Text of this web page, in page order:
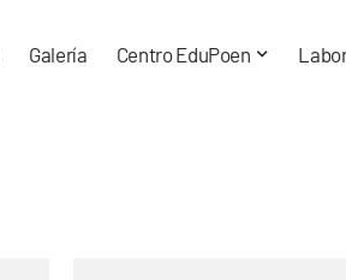
Galería Centro EduPoen